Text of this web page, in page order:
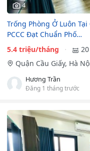
4
Trống Phòng Ở Luôn
PCCC Đạt Chuẩn Phố…
5.4 triệu/tháng
Quận Cầu Giấy, Hà
Hương Trần
Đăng 1 tháng trước